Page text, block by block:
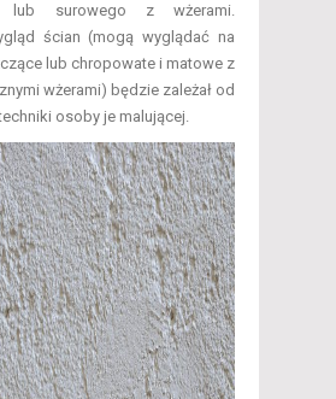
lub surowego z wżerami.
ścian (mogą wyglądać na
lub chropowate i matowe z
wżerami) będzie zależał od
osoby je malującej.